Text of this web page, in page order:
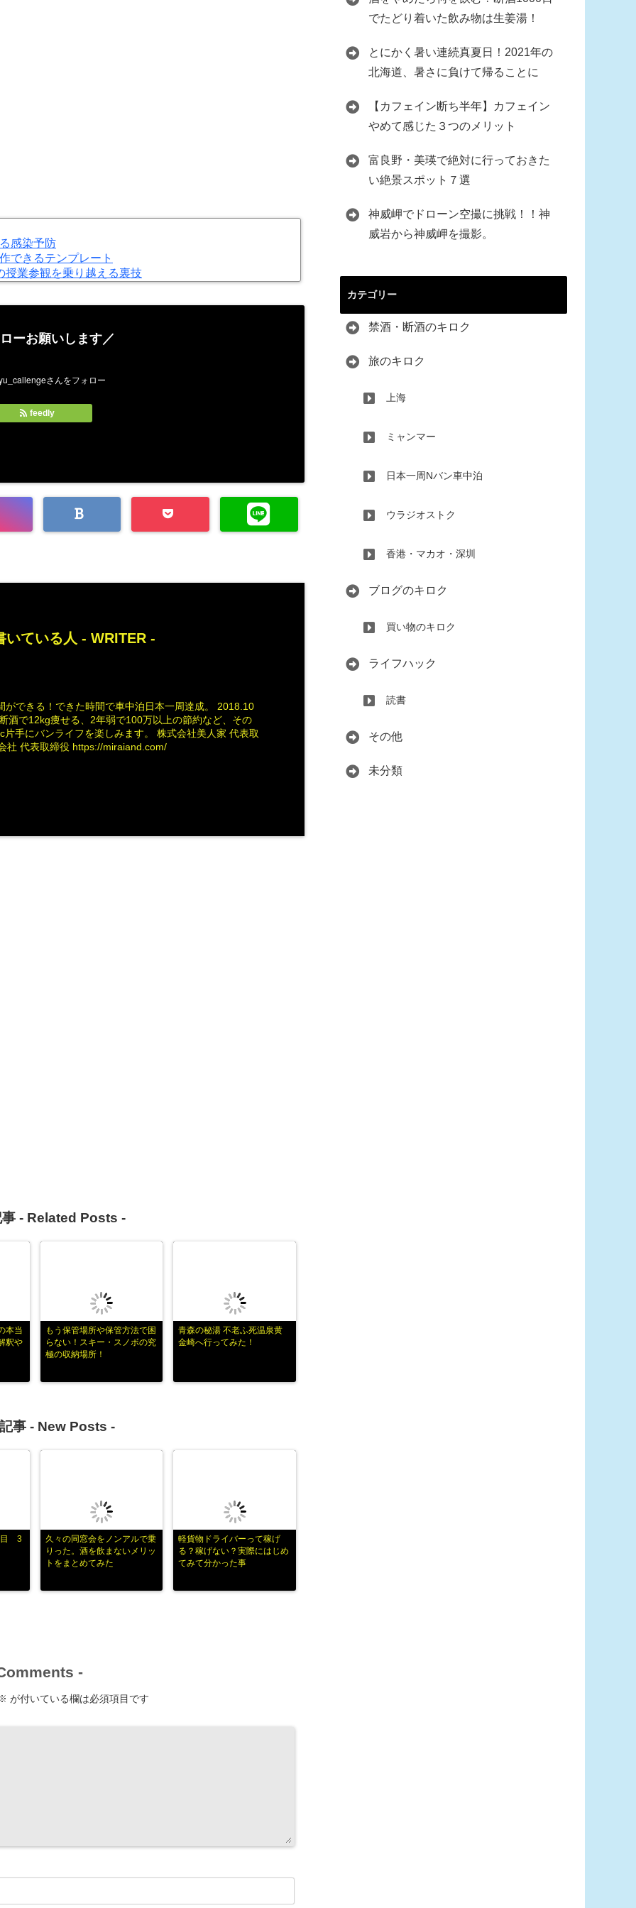
感染予防
できるテンプレート
授業参観を乗り越える裏技
ーお願いします／
feedly
いている人 - WRITER -
ができる！できた時間で車中泊日本一周達成。 2018.10
酒で12kg痩せる、2年弱で100万以上の節約など、その
片手にバンライフを楽しみます。 株式会社美人家 代表取
社 代表取締役 https://miraiand.com/
- Related Posts -
本当
釈や
もう保管場所や保管方法で困
らない！スキー・スノボの究
極の収納場所！
青森の秘湯 不老ふ死温泉黄
金崎へ行ってみた！
事 - New Posts -
目 3
久々の同窓会をノンアルで乗
りった。酒を飲まないメリッ
トをまとめてみた
軽貨物ドライバーって稼げ
る？稼げない？実際にはじめ
てみて分かった事
-
が付いている欄は必須項目です
でたどり着いた飲み物は生姜湯！
とにかく暑い連続真夏日！2021年の
北海道、暑さに負けて帰ることに
【カフェイン断ち半年】カフェイン
やめて感じた３つのメリット
富良野・美瑛で絶対に行っておきた
い絶景スポット７選
神威岬でドローン空撮に挑戦！！神
威岩から神威岬を撮影。
カテゴリー
禁酒・断酒のキロク
旅のキロク
上海
ミャンマー
日本一周Nバン車中泊
ウラジオストク
香港・マカオ・深圳
ブログのキロク
買い物のキロク
ライフハック
読書
その他
未分類